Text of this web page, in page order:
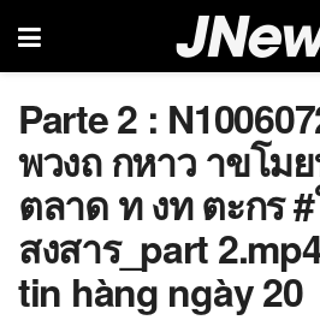
Parte 2 :
พวงถ กหาว าขโม
ตลาด ท งท ตะกร
สงสาร_part
tin hàng ngày 20